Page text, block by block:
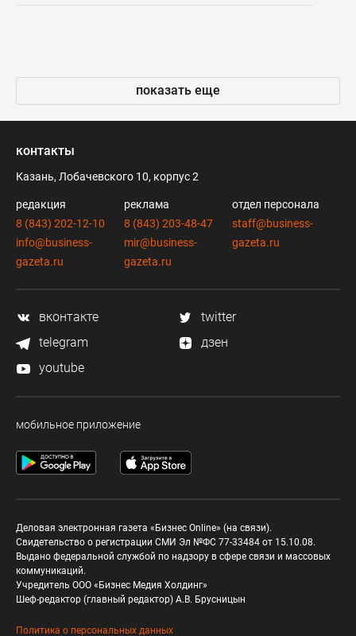
показать еще
контакты
Казань, Лобачевского 10, корпус 2
редакция
8 (843) 202-12-10
info@business-
gazeta.ru
реклама
8 (843) 203-48-47
mir@business-
gazeta.ru
отдел персонала
staff@business-
gazeta.ru
вконтакте
twitter
telegram
дзен
youtube
мобильное приложение
Деловая электронная газета «Бизнес Online» (на связи).
Свидетельство о регистрации СМИ Эл №ФС 77-33484 от 15.10.08.
Выдано федеральной службой по надзору в сфере связи и массовых
коммуникаций.
Учредитель ООО «Бизнес Медия Холдинг»
Шеф-редактор (главный редактор) А.В. Брусницын
Политика о персональных данных